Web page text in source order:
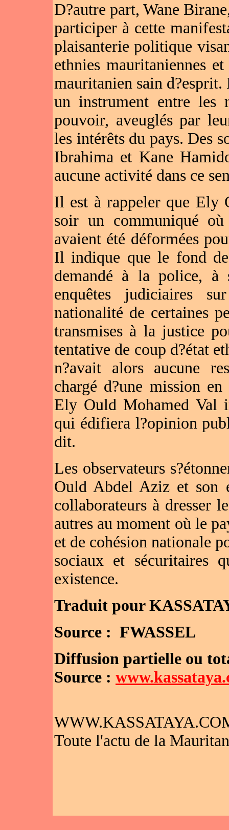
D?autre part, Wane
participer à cette
plaisanterie politique
ethnies mauritaniennes
mauritanien sain d?esprit.
un instrument entre les
pouvoir, aveuglés par
les intérêts du pays. Des
Ibrahima et Kane
aucune activité dans ce
Il est à rappeler que Ely
soir un communiqué
avaient été déformées
Il indique que le fond
demandé à la police, à
enquêtes judiciaires
nationalité de certaines
transmises à la justice
tentative de coup d?état
n?avait alors aucune
chargé d?une mission
Ely Ould Mohamed Val
qui édifiera l?opinion
dit.
Les observateurs
Ould Abdel Aziz et son
collaborateurs à dresser
autres au moment où le
et de cohésion nationale
sociaux et sécuritaires
existence.
Traduit pour
Source : FWASSEL
Diffusion partielle ou
Source :
Toute l'actu de la